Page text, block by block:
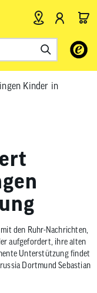
Verwende
Pfeile
nach
die
um
zum
Kinder in
den Ruhr-Nachrichten,
aufgefordert, ihre alten
Unterstützung findet
Dortmund Sebastian